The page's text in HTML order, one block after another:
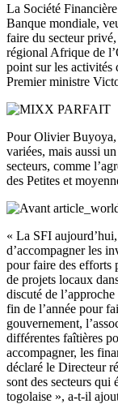
La Société
Banque mondiale,
faire du secteur
régional Afrique de
point sur les activités
Premier ministre
Pour OlivierBuyoya
variées, mais aussi
secteurs, comme
des Petites et
« La SFI aujourd’hui
d’accompagner les
pour faire des efforts
de projets locaux
discuté de
fin de l’année pour
gouvernement,
différentes faîtières
accompagner, les
déclaré le Directeur
sont des secteurs qui
togolaise », a-t-il